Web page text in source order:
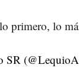
primero, lo
SR